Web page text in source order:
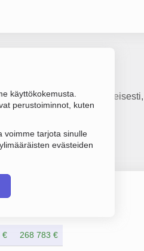
käyttökokemusta.
perustoiminnot, kuten
voimme tarjota sinulle
evästeiden
tai sopimusperusteisesti,
€ 268 783 €